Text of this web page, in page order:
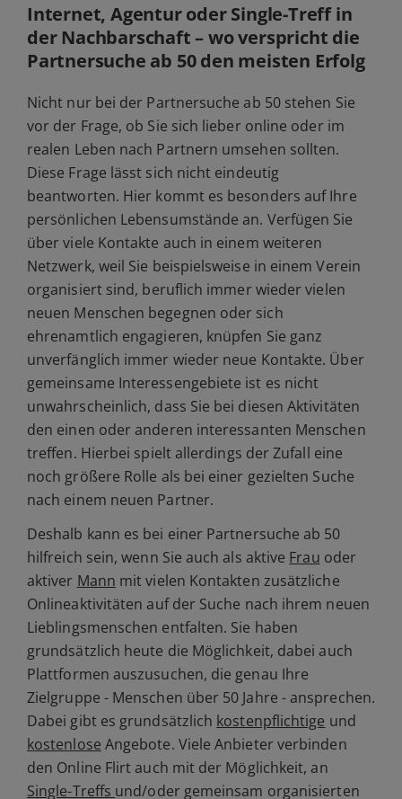
Internet, Agentur oder Single-Treff in
der Nachbarschaft – wo verspricht die
Partnersuche ab 50 den meisten Erfolg
Nicht nur bei der Partnersuche ab 50 stehen Sie
vor der Frage, ob Sie sich lieber online oder im
realen Leben nach Partnern umsehen sollten.
Diese Frage lässt sich nicht eindeutig
beantworten. Hier kommt es besonders auf Ihre
persönlichen Lebensumstände an. Verfügen Sie
über viele Kontakte auch in einem weiteren
Netzwerk, weil Sie beispielsweise in einem Verein
organisiert sind, beruflich immer wieder vielen
neuen Menschen begegnen oder sich
ehrenamtlich engagieren, knüpfen Sie ganz
unverfänglich immer wieder neue Kontakte. Über
gemeinsame Interessengebiete ist es nicht
unwahrscheinlich, dass Sie bei diesen Aktivitäten
den einen oder anderen interessanten Menschen
treffen. Hierbei spielt allerdings der Zufall eine
noch größere Rolle als bei einer gezielten Suche
nach einem neuen Partner.
Deshalb kann es bei einer Partnersuche ab 50
hilfreich sein, wenn Sie auch als aktive Frau oder
aktiver Mann mit vielen Kontakten zusätzliche
Onlineaktivitäten auf der Suche nach ihrem neuen
Lieblingsmenschen entfalten. Sie haben
grundsätzlich heute die Möglichkeit, dabei auch
Plattformen auszusuchen, die genau Ihre
Zielgruppe - Menschen über 50 Jahre - ansprechen.
Dabei gibt es grundsätzlich kostenpflichtige und
kostenlose Angebote. Viele Anbieter verbinden
den Online Flirt auch mit der Möglichkeit, an
Single-Treffs und/oder gemeinsam organisierten